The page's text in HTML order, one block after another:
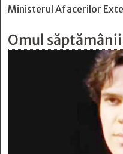
Ministerul Afacerilor
Omul săptămânii